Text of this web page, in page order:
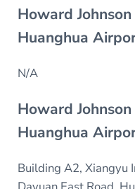
Howard
Huanghua
N/A
Howard
Huanghua
Building A2, Xiangyu